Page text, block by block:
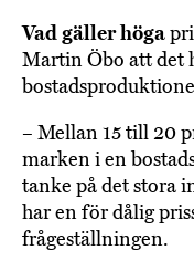
Vad gäller höga
Martin Öbo att det
– Mellan 15 till 20
marken i en
tanke på det stora
har en för dålig
frågeställningen.